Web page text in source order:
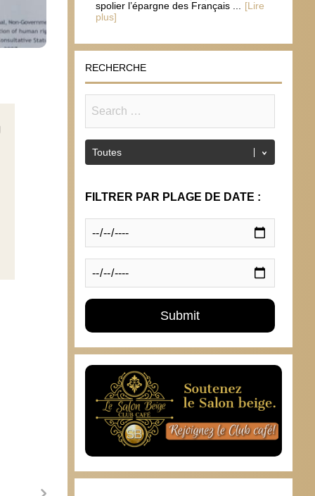
spolier l’épargne des Français ...
[Lire
plus]
RECHERCHE
FILTRER PAR PLAGE DE DATE :